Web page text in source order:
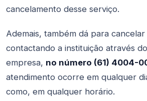
cancelamento desse serviço.
Ademais, também dá para
contactando a instituição através
empresa, no número (61) 4004-
atendimento ocorre em qualquer
como, em qualquer horário.